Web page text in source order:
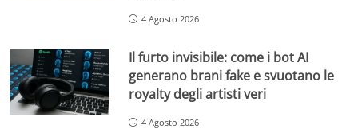
4 Agosto 2026
Il furto invisibile: come i bot AI
generano brani fake e svuotano le
royalty degli artisti veri
4 Agosto 2026